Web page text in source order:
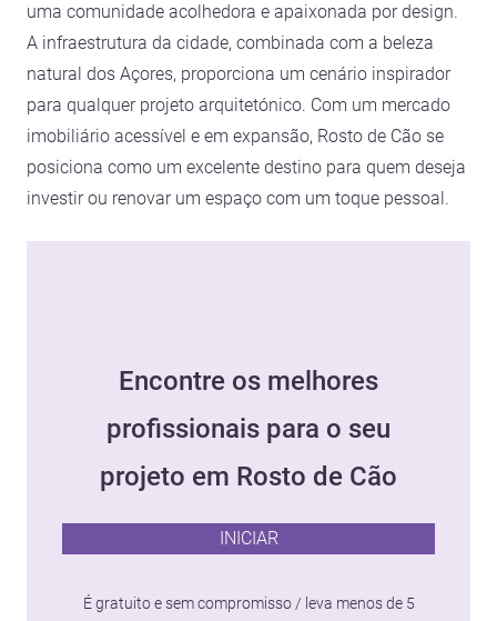
uma comunidade acolhedora e apaixonada por design.
A infraestrutura da cidade, combinada com a beleza
natural dos Açores, proporciona um cenário inspirador
para qualquer projeto arquitetónico. Com um mercado
imobiliário acessível e em expansão, Rosto de Cão se
posiciona como um excelente destino para quem deseja
investir ou renovar um espaço com um toque pessoal.
Encontre os melhores
profissionais para o seu
projeto em Rosto de Cão
INICIAR
É gratuito e sem compromisso / leva menos de 5